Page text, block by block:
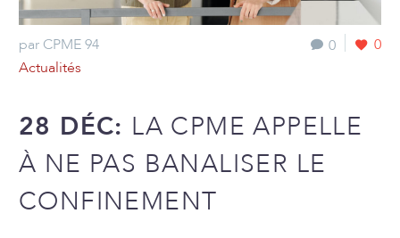
0 0
par CPME 94
Actualités
28 DÉC: LA CPME APPELLE
À NE PAS BANALISER LE
CONFINEMENT